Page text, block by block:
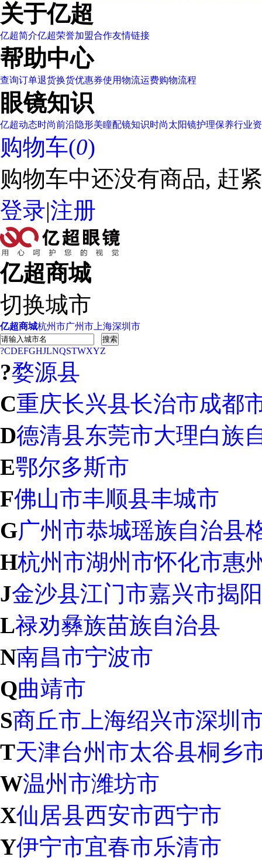
关于亿超
亿超简介亿超荣誉加盟合作友情链接
帮助中心
查询订单退货换货优惠券使用物流运费购物流程
眼镜知识
亿超动态时尚前沿隐形美瞳配镜知识时尚太阳镜护理保养行业
购物车(0)
购物车中还没有商品, 赶
登录|注册
亿超商城
切换城市
亿超商城杭州市广州市 上海深圳市
搜索
?CDEFGHJLNQSTWXYZ
?婺源县
C重庆长兴县长治市成都
D德清县东莞市大理白族
E鄂尔多斯市
F佛山市丰顺县丰城市
G广州市恭城瑶族自治县
H杭州市湖州市怀化市惠
J金沙县江门市嘉兴市揭
L禄劝彝族苗族自治县
N南昌市宁波市
Q曲靖市
S商丘市 上海绍兴市深圳
T天津台州市太谷县桐乡
W温州市潍坊市
X仙居县西安市西宁市
Y伊宁市宜春市乐清市